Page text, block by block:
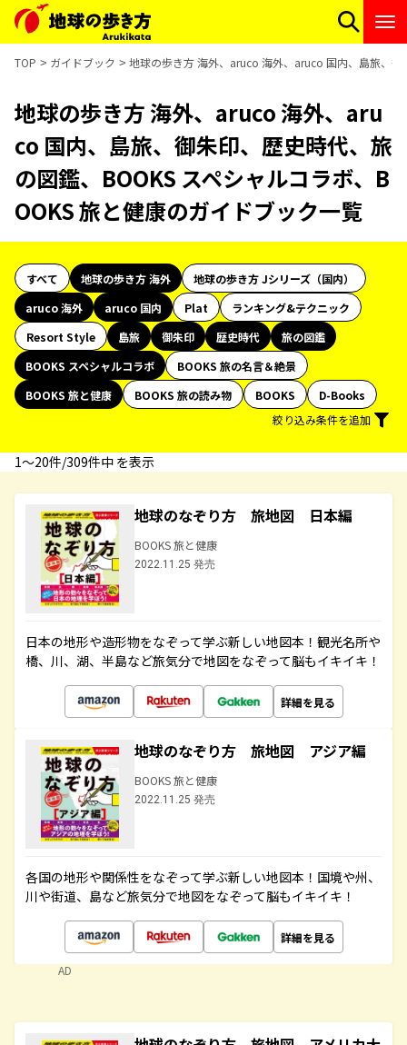
TOP ガイドブック 地球の歩き方 海外、aruco 海外、aruco 国内、島旅、
地球の歩き方 海外、aruco 海外、aru
co 国内、島旅、御朱印、歴史時代、旅
の図鑑、BOOKS スペシャルコラボ、B
OOKS 旅と健康のガイドブック一覧
すべて 地球の歩き方 海外
地球の歩き方 Jシリーズ（国内）
aruco 海外
aruco 国内 Plat
ランキング&テクニック
Resort Style
島旅 御朱印 歴史時代
旅の図鑑
BOOKS スペシャルコラボ
BOOKS 旅の名言＆絶景
BOOKS 旅と健康
BOOKS 旅の読み物 BOOKS
D-Books
絞り込み条件を追加
1〜20件/309件中 を表示
地球のなぞり方 旅地図 日本編
BOOKS 旅と健康
2022.11.25 発売
日本の地形や造形物をなぞって学ぶ新しい地図本！観光名所や
橋、川、湖、半島など旅気分で地図をなぞって脳もイキイキ！
詳細を見る
地球のなぞり方 旅地図 アジア編
BOOKS 旅と健康
2022.11.25 発売
各国の地形や関係性をなぞって学ぶ新しい地図本！国境や州、
川や街道、島など旅気分で地図をなぞって脳もイキイキ！
詳細を見る
AD